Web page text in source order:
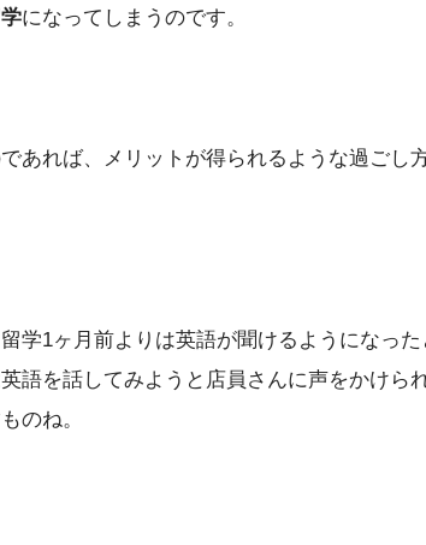
になってしまうのです。
あれば、メリットが得られるような過ごし
学1ヶ月前よりは英語が聞けるようになっ
語を話してみようと店員さんに声をかけら
のね。